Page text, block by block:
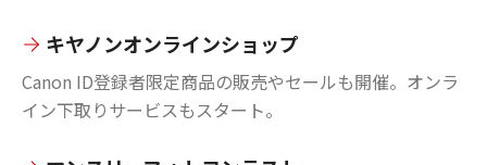
キヤノンオンラインショップ
Canon ID登録者限定商品の販売やセールも開催。オンラ
イン下取りサービスもスタート。